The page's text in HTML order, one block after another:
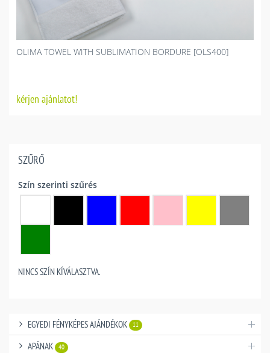
OLIMA TOWEL WITH SUBLIMATION BORDURE [OLS400]
kérjen ajánlatot!
SZŰRŐ
Szín szerinti szűrés
NINCS SZÍN KÍVÁLASZTVA.
EGYEDI FÉNYKÉPES AJÁNDÉKOK 11
APÁNAK 40